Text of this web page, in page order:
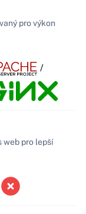
pro výkon
/
web pro lepší